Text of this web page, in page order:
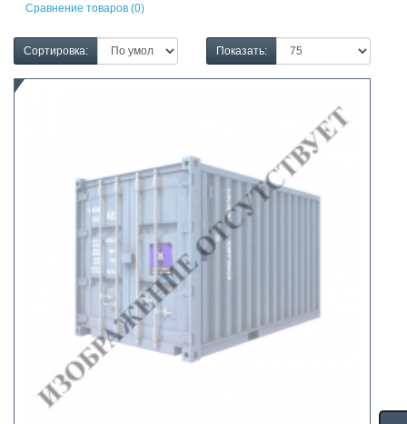
Сравнение товаров (0)
Сортировка: Показать: